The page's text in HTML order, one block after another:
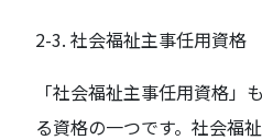
2-3. 社会福祉主事任用資格
「社会福祉主事任用資格」
る資格の一つです。社会福